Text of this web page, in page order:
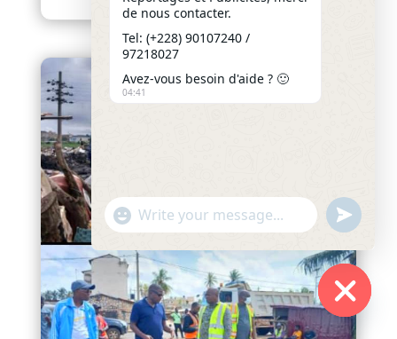
Hide
de nous contacter.
Tel: (+228) 90107240 /
97218027
Avez-vous besoin d'aide ? 🙂
04:41
"+chaty_settings.lang.emoji_picker+"
WhatsApp
undefined